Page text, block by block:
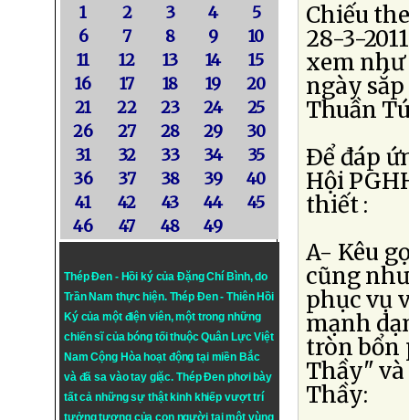
1 2 3 4
5
6
7 8 9
10
11
12 13 14
15
16
17 18 19
20
21
22 23 24
25
26
27 28 29
30
31
32 33 34
35
36
37 38 39
40
41
42 43 44
45
46
47 48 49
Thép Đen - Hồi ký của Đặng Chí Bình, do
Trần Nam thực hiện. Thép Đen- Thiên Hồi
Ký của một điện viên, một trong những
chiến sĩ của bóng tối thuộc Quân Lực Việt
Nam Cộng Hòa hoạt động tại miền Bắc
và đã sa vào tay giặc. Thép Đen phơi bày
tất cả những sự thật kinh khiếp vượt trí
tưởng tượng của con người tại một vùng
Chiếu
28-3-
xem như
ngày
Thuần
Ðể đáp
Hội
thiết :
A- Kêu
cũng
phục vụ
mạnh
tròn bổn
Thầy"
Thầy: